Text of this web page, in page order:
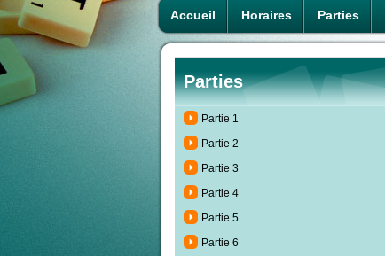
Accueil Horaires Parties
Parties
Partie 1
Partie 2
Partie 3
Partie 4
Partie 5
Partie 6